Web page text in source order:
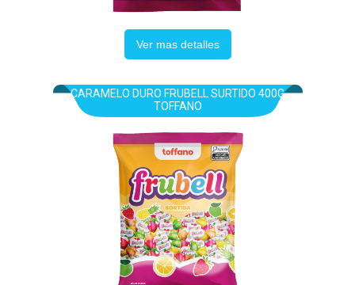
Ver mas detalles
CARAMELO DURO FRUBELL SURTIDO 400G
TOFFANO